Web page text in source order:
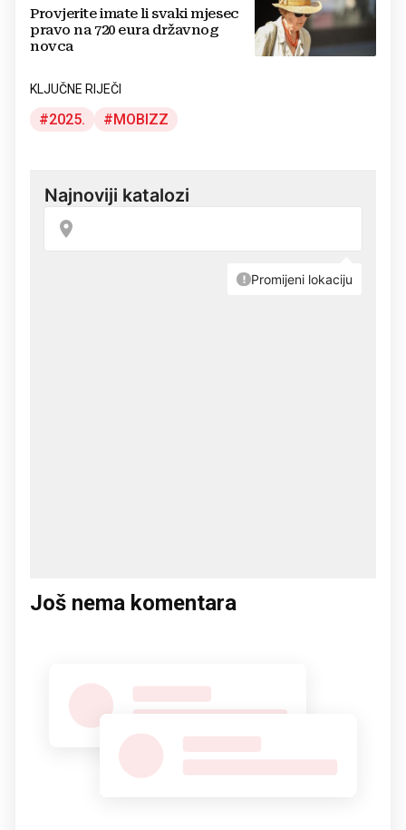
Provjerite imate li svaki mjesec
pravo na 720 eura državnog
novca
KLJUČNE RIJEČI
2025. MOBIZZ
Još nema komentara